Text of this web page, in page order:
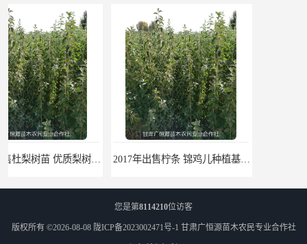
2017年出售柠条 锦鸡儿种植基地 甘肃广恒源苗木基地
您是第8114210位访客
版权所有 ©2026-08-08 陇ICP备2023002471号-1 甘肃广恒源苗木农民专业合作社